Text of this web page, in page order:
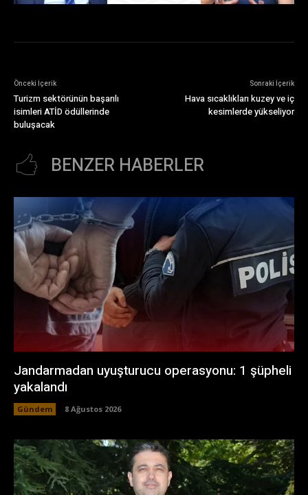
Önceki İçerik
Turizm sektörünün başarılı
isimleri ATİD ödüllerinde
buluşacak
Sonraki İçerik
Hava sıcaklıkları kuzey ve iç
kesimlerde yükseliyor
BENZER HABERLER
Jandarmadan uyuşturucu operasyonu: 1 şüpheli
yakalandı
Gündem 8 Ağustos 2026